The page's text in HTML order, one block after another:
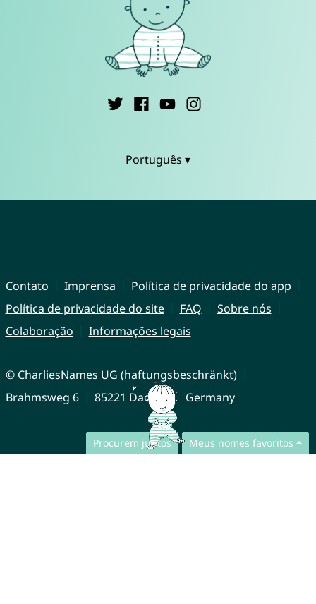
Procurem juntos Meus nomes favoritos
Português ▾
Contato Imprensa
Política de privacidade do app
Política de privacidade do site
FAQ
Sobre nós
Colaboração
Informações legais
© CharliesNames UG (haftungsbeschränkt)
Brahmsweg 6
85221 Dachau Germany